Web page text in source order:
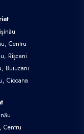
Centru
Rîșcani
Buiucani
Ciocana
Centru